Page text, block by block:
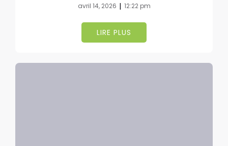
avril 14, 2026 | 12:22 pm
LIRE PLUS